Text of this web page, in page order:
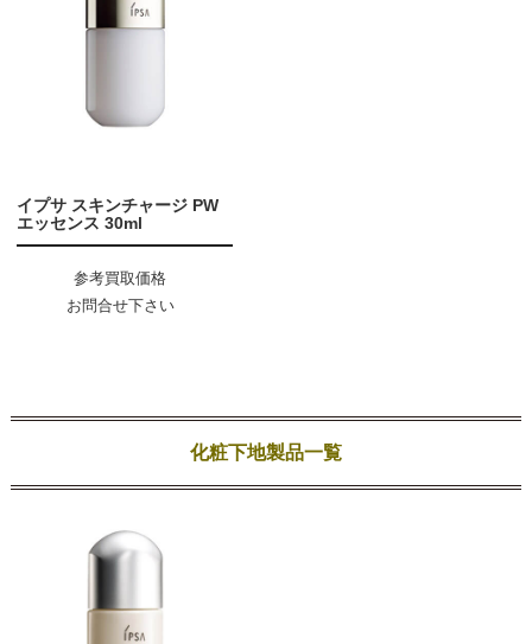
イプサ スキンチャージ PW
エッセンス 30ml
参考買取価格
お問合せ下さい
化粧下地製品一覧